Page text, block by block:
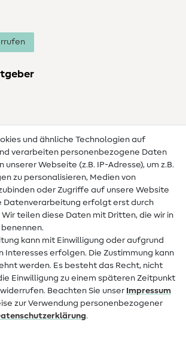
und ähnliche Technologien auf
verarbeiten personenbezogene Daten
unserer Webseite (z.B. IP-Adresse), um z.B.
zu personalisieren, Medien von
oder Zugriffe auf unsere Website
Datenverarbeitung erfolgt erst durch
teilen diese Daten mit Dritten, die wir in
kann mit Einwilligung oder aufgrund
Interesses erfolgen. Die Zustimmung kann
werden. Es besteht das Recht, nicht
Einwilligung zu einem späteren Zeitpunkt
Beachten Sie unser Impressum
zur Verwendung personenbezogener
.